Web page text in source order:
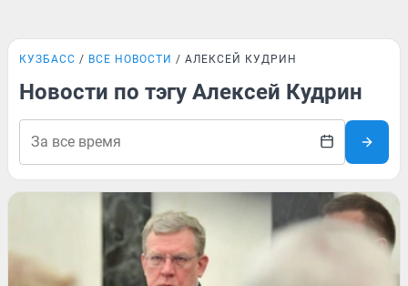
КУЗБАСС ВСЕ НОВОСТИ АЛЕКСЕЙ КУДРИН
Новости по тэгу Алексей Кудрин